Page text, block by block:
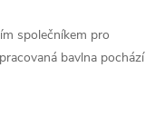
společníkem pro
bavlna pochází